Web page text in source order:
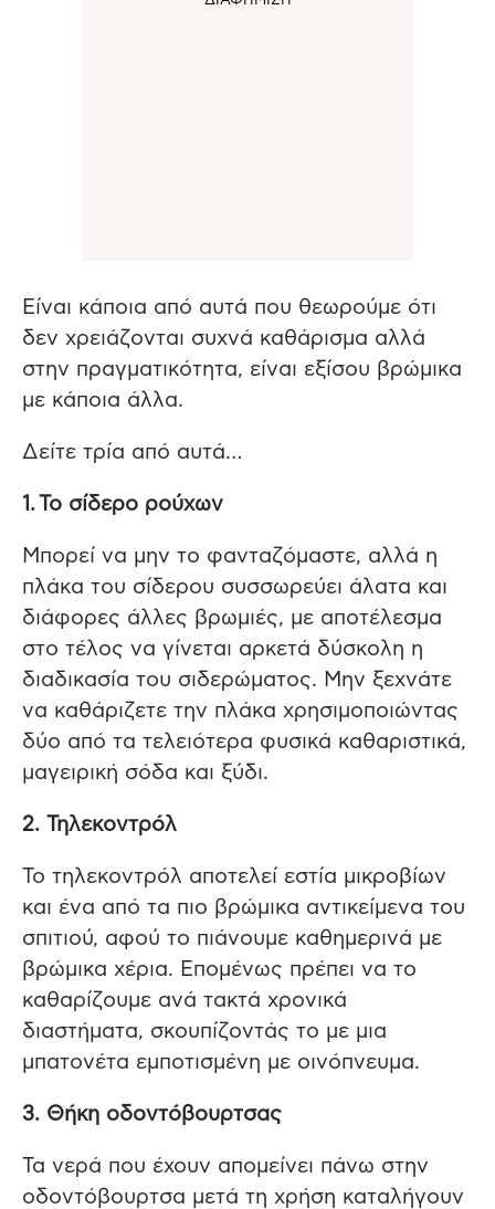
Είναι κάποια από αυτά που θεωρούμε ότι
δεν χρειάζονται συχνά καθάρισμα αλλά
στην πραγματικότητα, είναι εξίσου βρώμικα
με κάποια άλλα.
Δείτε τρία από αυτά…
1. Το σίδερο ρούχων
Μπορεί να μην το φανταζόμαστε, αλλά η
πλάκα του σίδερου συσσωρεύει άλατα και
διάφορες άλλες βρωμιές, με αποτέλεσμα
στο τέλος να γίνεται αρκετά δύσκολη η
διαδικασία του σιδερώματος. Μην ξεχνάτε
να καθάριζετε την πλάκα χρησιμοποιώντας
δύο από τα τελειότερα φυσικά καθαριστικά,
μαγειρική σόδα και ξύδι.
2. Τηλεκοντρόλ
Το τηλεκοντρόλ αποτελεί εστία μικροβίων
και ένα από τα πιο βρώμικα αντικείμενα του
σπιτιού, αφού το πιάνουμε καθημερινά με
βρώμικα χέρια. Επομένως πρέπει να το
καθαρίζουμε ανά τακτά χρονικά
διαστήματα, σκουπίζοντάς το με μια
μπατονέτα εμποτισμένη με οινόπνευμα.
3. Θήκη οδοντόβουρτσας
Τα νερά που έχουν απομείνει πάνω στην
οδοντόβουρτσα μετά τη χρήση καταλήγουν